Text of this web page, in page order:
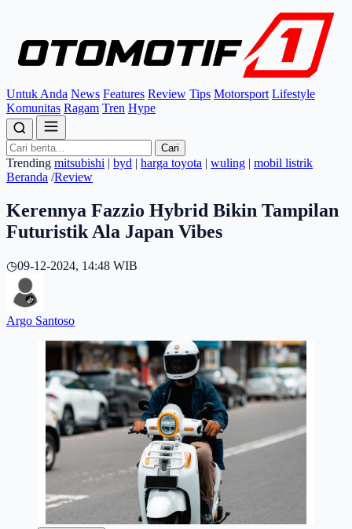
Untuk Anda News Features Review Tips Motorsport Lifestyle
Komunitas Ragam Tren Hype
Cari
Trending mitsubishi | byd | harga toyota | wuling | mobil listrik
Beranda /Review
Kerennya Fazzio Hybrid Bikin Tampilan
Futuristik Ala Japan Vibes
◷09-12-2024, 14:48 WIB
Argo Santoso